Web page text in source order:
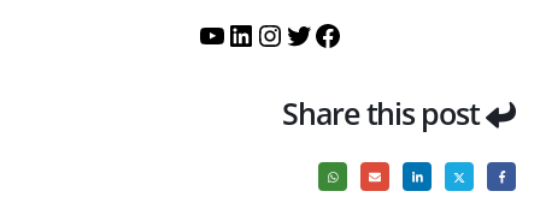
فيسبوك
تويترإنستجرام
لينكد إنيوتيوب
Share this post